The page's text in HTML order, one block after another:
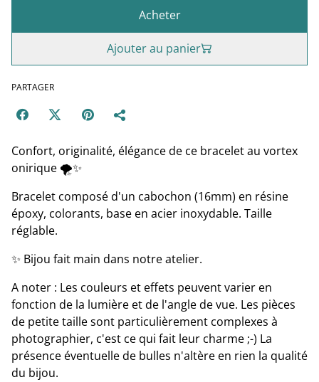
Acheter
Ajouter au panier
PARTAGER
Confort, originalité, élégance de ce bracelet au vortex
onirique 🌪✨
Bracelet composé d'un cabochon (16mm) en résine
époxy, colorants, base en acier inoxydable. Taille
réglable.
✨ Bijou fait main dans notre atelier.
A noter : Les couleurs et effets peuvent varier en
fonction de la lumière et de l'angle de vue. Les pièces
de petite taille sont particulièrement complexes à
photographier, c'est ce qui fait leur charme ;-) La
présence éventuelle de bulles n'altère en rien la qualité
du bijou.